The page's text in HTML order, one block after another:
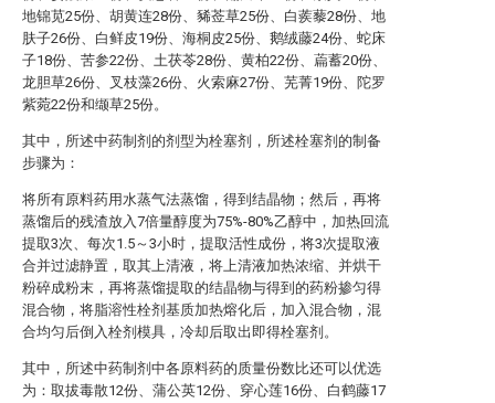
地锦苋25份、胡黄连28份、豨莶草25份、白蒺藜28份、地
肤子26份、白鲜皮19份、海桐皮25份、鹅绒藤24份、蛇床
子18份、苦参22份、土茯苓28份、黄柏22份、萹蓄20份、
龙胆草26份、叉枝藻26份、火索麻27份、芜菁19份、陀罗
紫菀22份和缬草25份。
其中，所述中药制剂的剂型为栓塞剂，所述栓塞剂的制备
步骤为：
将所有原料药用水蒸气法蒸馏，得到结晶物；然后，再将
蒸馏后的残渣放入7倍量醇度为75%-80%乙醇中，加热回流
提取3次、每次1.5～3小时，提取活性成份，将3次提取液
合并过滤静置，取其上清液，将上清液加热浓缩、并烘干
粉碎成粉末，再将蒸馏提取的结晶物与得到的药粉掺匀得
混合物，将脂溶性栓剂基质加热熔化后，加入混合物，混
合均匀后倒入栓剂模具，冷却后取出即得栓塞剂。
其中，所述中药制剂中各原料药的质量份数比还可以优选
为：取拔毒散12份、蒲公英12份、穿心莲16份、白鹤藤17